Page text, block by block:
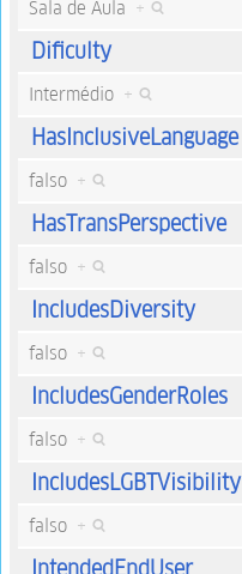
Sala de Aula +
Dificulty
Intermédio +
HasInclusiveLanguage
falso +
HasTransPerspective
falso +
IncludesDiversity
falso +
IncludesGenderRoles
falso +
IncludesLGBTVisibility
falso +